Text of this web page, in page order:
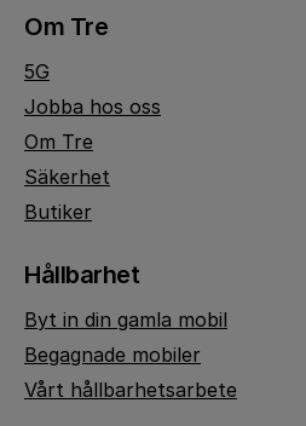
Om Tre
5G
Jobba hos oss
Om Tre
Säkerhet
Butiker
Hållbarhet
Byt in din gamla mobil
Begagnade mobiler
Vårt hållbarhetsarbete